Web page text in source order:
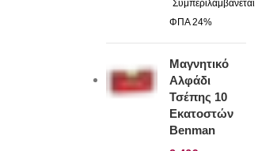
Μαγνητικό
Αλφάδι
Τσέπης 10
Εκατοστών
Benman